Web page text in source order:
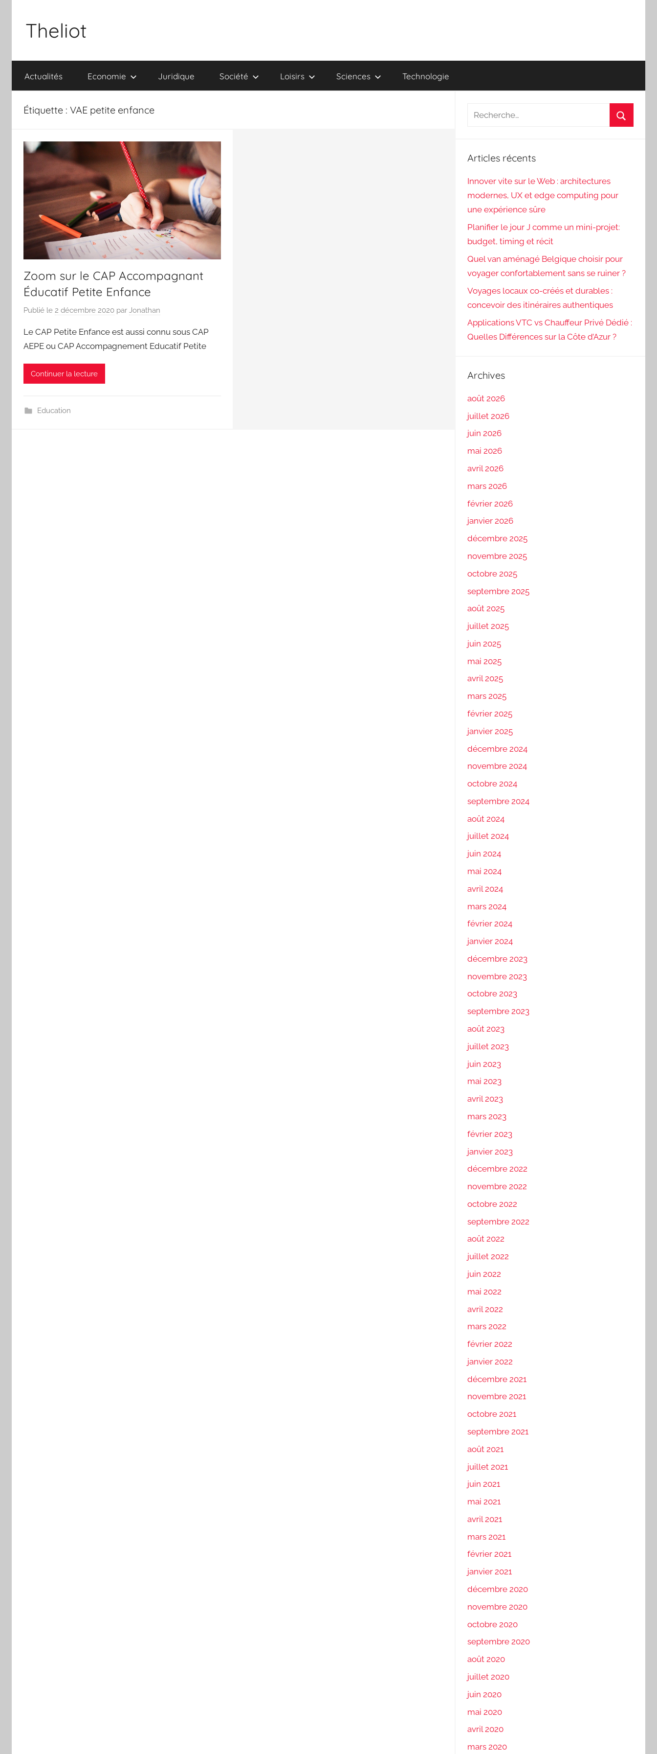
contenu
Theliot
Actualités Economie Juridique Société Loisirs Sciences Technologie
Étiquette : VAE petite enfance
Zoom sur le CAP Accompagnant
Éducatif Petite Enfance
Publié le 2 décembre 2020 par Jonathan
Le CAP Petite Enfance est aussi connu sous CAP
AEPE ou CAP Accompagnement Educatif Petite
Continuer la lecture
Education
Recherche
Articles récents
Innover vite sur le Web : architectures
modernes, UX et edge computing pour
une expérience sûre
Planifier le jour J comme un mini-projet:
budget, timing et récit
Quel van aménagé Belgique choisir pour
voyager confortablement sans se ruiner ?
Voyages locaux co-créés et durables :
concevoir des itinéraires authentiques
Applications VTC vs Chauffeur Privé Dédié :
Quelles Différences sur la Côte d’Azur ?
Archives
août 2026
juillet 2026
juin 2026
mai 2026
avril 2026
mars 2026
février 2026
janvier 2026
décembre 2025
novembre 2025
octobre 2025
septembre 2025
août 2025
juillet 2025
juin 2025
mai 2025
avril 2025
mars 2025
février 2025
janvier 2025
décembre 2024
novembre 2024
octobre 2024
septembre 2024
août 2024
juillet 2024
juin 2024
mai 2024
avril 2024
mars 2024
février 2024
janvier 2024
décembre 2023
novembre 2023
octobre 2023
septembre 2023
août 2023
juillet 2023
juin 2023
mai 2023
avril 2023
mars 2023
février 2023
janvier 2023
décembre 2022
novembre 2022
octobre 2022
septembre 2022
août 2022
juillet 2022
juin 2022
mai 2022
avril 2022
mars 2022
février 2022
janvier 2022
décembre 2021
novembre 2021
octobre 2021
septembre 2021
août 2021
juillet 2021
juin 2021
mai 2021
avril 2021
mars 2021
février 2021
janvier 2021
décembre 2020
novembre 2020
octobre 2020
septembre 2020
août 2020
juillet 2020
juin 2020
mai 2020
avril 2020
mars 2020